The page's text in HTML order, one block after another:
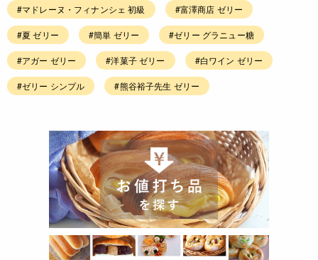
#マドレーヌ・フィナンシェ 初級 #富澤商店 ゼリー
#夏 ゼリー #簡単 ゼリー #ゼリー グラニュー糖
#アガー ゼリー #洋菓子 ゼリー #白ワイン ゼリー
#ゼリー シンプル #熊谷裕子先生 ゼリー